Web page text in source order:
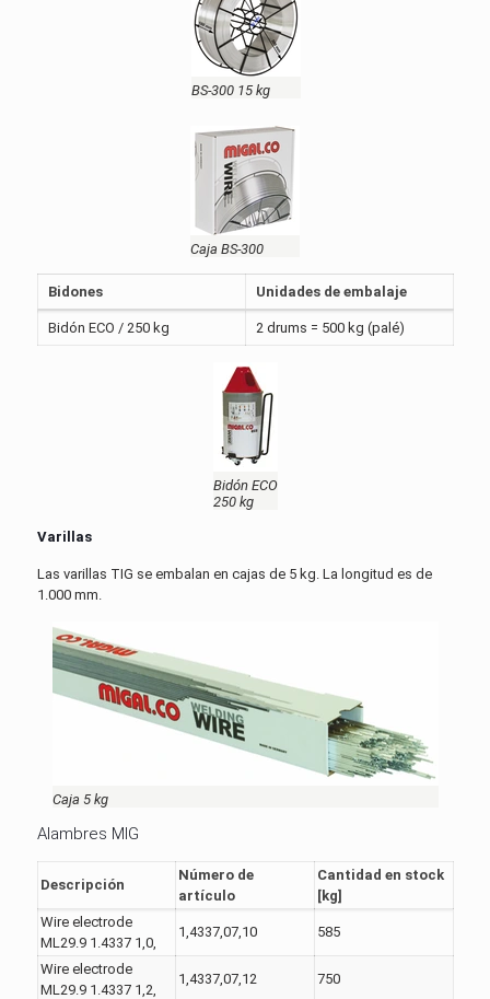
BS-300 15 kg
Caja BS-300
Bidones Unidades de embalaje
Bidón ECO / 250 kg 2 drums = 500 kg (palé)
Bidón ECO
250 kg
Varillas
Las varillas TIG se embalan en cajas de 5 kg. La longitud es de
1.000 mm.
Caja 5 kg
Alambres MIG
Descripción
Número de
artículo
Cantidad en stock
[kg]
Wire electrode
ML29.9 1.4337 1,0,
1,4337,07,10 585
Wire electrode
ML29.9 1.4337 1,2,
1,4337,07,12 750